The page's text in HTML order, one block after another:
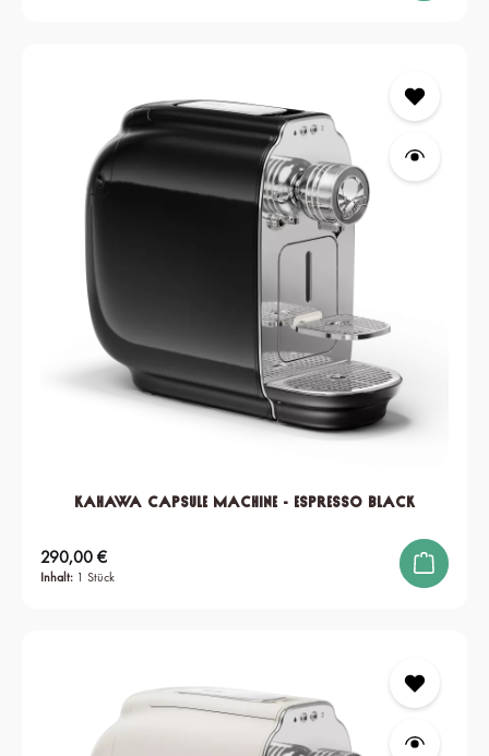
KAHAWA Capsule Machine - Espresso Black
Inhalt: 1 Stück
Regulärer Preis:
290,00 €